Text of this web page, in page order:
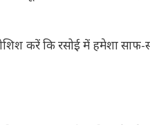
करें कि रसोई में हमेशा